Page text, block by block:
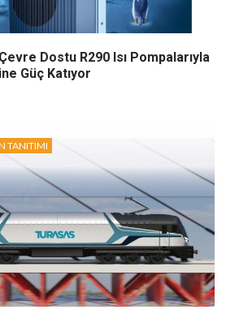
Dostu R290 Isı Pompalarıyla
Güç Katıyor
TANITIMI